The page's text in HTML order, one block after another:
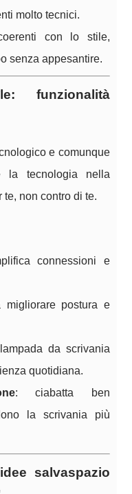
molto tecnici.
con lo stile,
senza appesantire.
funzionalità
e comunque
la tecnologia nella
non contro di te.
connessioni e
migliorare postura e
da scrivania
quotidiana.
: ciabatta ben
la scrivania più
salvaspazio